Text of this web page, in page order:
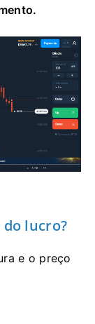
lucro?
e o preço